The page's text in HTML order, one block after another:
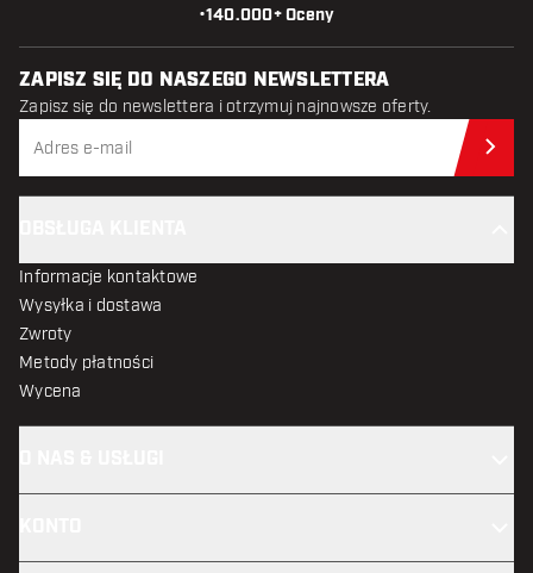
•140.000+ Oceny
ZAPISZ SIĘ DO NASZEGO NEWSLETTERA
Zapisz się do newslettera i otrzymuj najnowsze oferty.
Informacje kontaktowe
Wysyłka i dostawa
Zwroty
Metody płatności
Wycena